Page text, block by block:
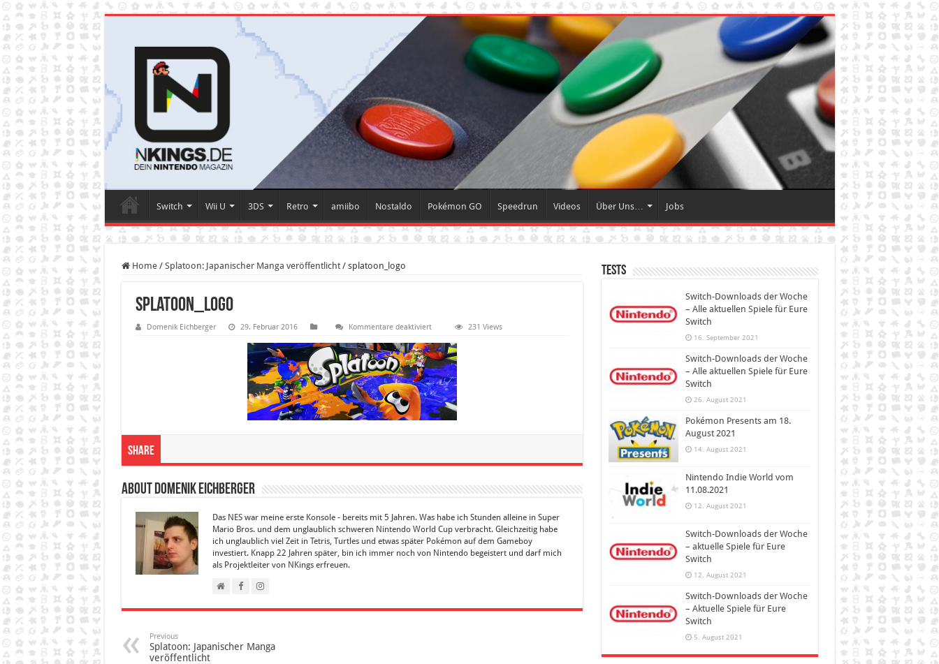
Switch Wii U 3DS Retro amiibo Nostaldo Pokémon GO Speedrun Videos Über Uns… Jobs
Home / Splatoon: Japanischer Manga veröffentlicht / splatoon_logo
splatoon_logo
Domenik Eichberger 29. Februar 2016 Kommentare deaktiviertfür
231 Views
Share
About Domenik Eichberger
Das NES war meine erste Konsole - bereits mit 5 Jahren. Was habe ich Stunden alleine in Super
Mario Bros. und dem unglaublich schweren Nintendo World Cup verbracht. Gleichzeitig habe
ich unglaublich viel Zeit in Tetris, Turtles und etwas später Pokémon auf dem Gameboy
investiert. Knapp 22 Jahren später, bin ich immer noch von Nintendo begeistert und darf mich
als Projektleiter von NKings erfreuen.
Previous
Splatoon: Japanischer Manga
veröffentlicht
Tests
Switch-Downloads der Woche
– Alle aktuellen Spiele für Eure
Switch
16. September 2021
Switch-Downloads der Woche
– Alle aktuellen Spiele für Eure
Switch
26. August 2021
Pokémon Presents am 18.
August 2021
14. August 2021
Nintendo Indie World vom
11.08.2021
12. August 2021
Switch-Downloads der Woche
– aktuelle Spiele für Eure
Switch
12. August 2021
Switch-Downloads der Woche
– Aktuelle Spiele für Eure
Switch
5. August 2021